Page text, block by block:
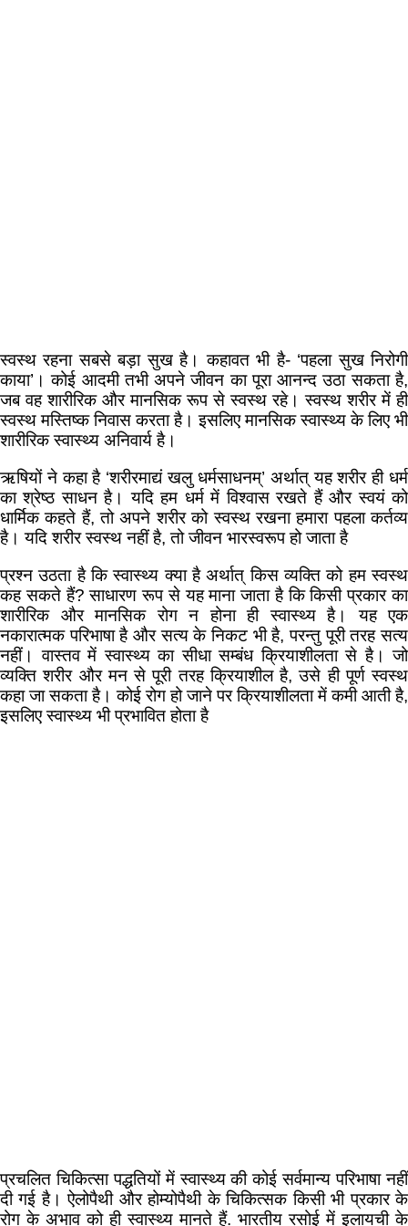
स्वस्थ रहना सबसे बड़ा सुख है। कहावत भी है- ‘पहला सुख निरोगी
काया’। कोई आदमी तभी अपने जीवन का पूरा आनन्द उठा सकता है,
जब वह शारीरिक और मानसिक रूप से स्वस्थ रहे। स्वस्थ शरीर में ही
स्वस्थ मस्तिष्क निवास करता है। इसलिए मानसिक स्वास्थ्य के लिए भी
शारीरिक स्वास्थ्य अनिवार्य है।
ऋषियों ने कहा है ‘शरीरमाद्यं खलु धर्मसाधनम्‌’ अर्थात्‌ यह शरीर ही धर्म
का श्रेष्ठ साधन है। यदि हम धर्म में विश्वास रखते हैं और स्वयं को
धार्मिक कहते हैं, तो अपने शरीर को स्वस्थ रखना हमारा पहला कर्तव्य
है। यदि शरीर स्वस्थ नहीं है, तो जीवन भारस्वरूप हो जाता है
प्रश्न उठता है कि स्वास्थ्य क्या है अर्थात्‌ किस व्यक्ति को हम स्वस्थ
कह सकते हैं? साधारण रूप से यह माना जाता है कि किसी प्रकार का
शारीरिक और मानसिक रोग न होना ही स्वास्थ्य है। यह एक
नकारात्मक परिभाषा है और सत्य के निकट भी है, परन्तु पूरी तरह सत्य
नहीं। वास्तव में स्वास्थ्य का सीधा सम्बंध क्रियाशीलता से है। जो
व्यक्ति शरीर और मन से पूरी तरह क्रियाशील है, उसे ही पूर्ण स्वस्थ
कहा जा सकता है। कोई रोग हो जाने पर क्रियाशीलता में कमी आती है,
इसलिए स्वास्थ्य भी प्रभावित होता है
प्रचलित चिकित्सा पद्धतियों में स्वास्थ्य की कोई सर्वमान्य परिभाषा नहीं
दी गई है। ऐलोपैथी और होम्योपैथी के चिकित्सक किसी भी प्रकार के
रोग के अभाव को ही स्वास्थ्य मानते हैं. भारतीय रसोई में इलायची के